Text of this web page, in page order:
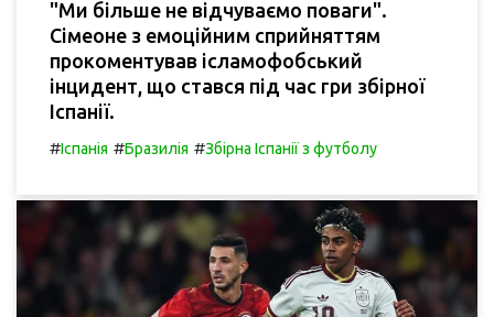
"Ми більше не відчуваємо поваги".
Сімеоне з емоційним сприйняттям
прокоментував ісламофобський
інцидент, що стався під час гри збірної
Іспанії.
#Іспанія #Бразилія #Збірна Іспанії з футболу